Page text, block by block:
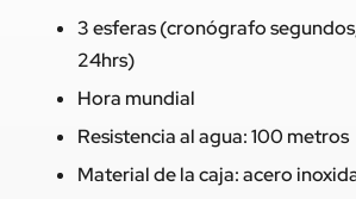
3 esferas (cronógrafo
24hrs)
Hora mundial
Resistencia al agua: 100 metros
Material de la caja: acero